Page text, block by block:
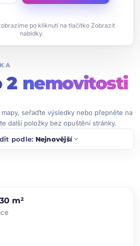
po kliknutí na tlačítko Zobrazit
nabídky.
2 nemovitosti
seřaďte výsledky nebo přepněte na
další položky bez opuštění stránky.
podle: Nejnovějšíexpand_more
m²